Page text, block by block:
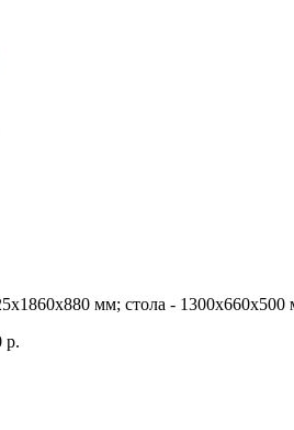
мм; стола - 1300х660х500
р.